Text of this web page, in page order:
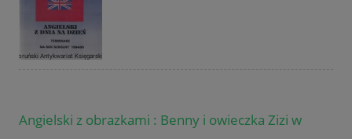
Angielski z obrazkami : Benny i owieczka Zizi w